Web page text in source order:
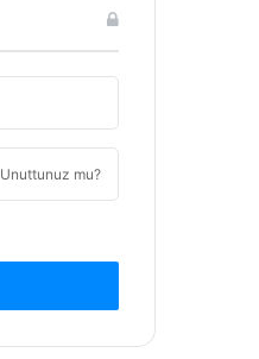
Unuttunuz mu?